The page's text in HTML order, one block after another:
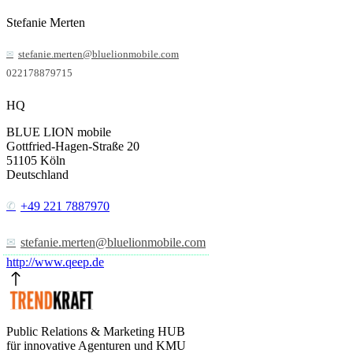
Stefanie Merten
stefanie.merten@bluelionmobile.com
022178879715
HQ
BLUE LION mobile
Gottfried-Hagen-Straße 20
51105 Köln
Deutschland
+49 221 7887970
stefanie.merten@bluelionmobile.com
http://www.qeep.de
Public Relations & Marketing HUB
für innovative Agenturen und KMU